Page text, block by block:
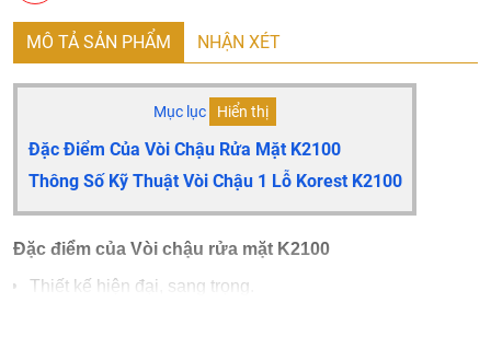
MÔ TẢ SẢN PHẨM NHẬN XÉT
Mục lục Hiển thị
Đặc Điểm Của Vòi Chậu Rửa Mặt K2100
Thông Số Kỹ Thuật Vòi Chậu 1 Lỗ Korest K2100
Đặc điểm của Vòi chậu rửa mặt K2100
Thiết kế hiện đại, sang trọng.